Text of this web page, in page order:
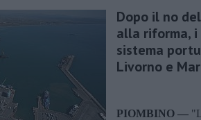
Dopo il no
alla riforma,
sistema
Livorno e
PIOMBINO —